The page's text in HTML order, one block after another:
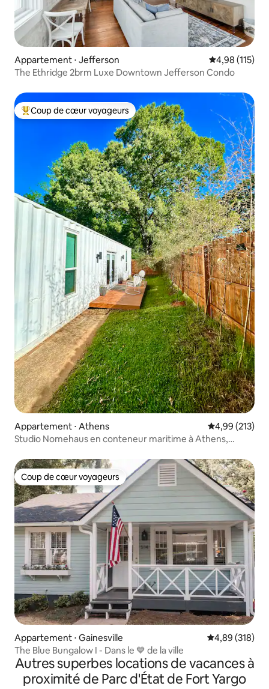
Appartement ⋅ Jefferson Évaluation
4,98 (115)
The Ethridge 2brm Luxe Downtown Jefferson Condo
Coups de cœur voyageurs les plus appréciés
Coup de cœur voyageurs
Appartement ⋅ Athens Évaluation
4,99 (213)
Studio Nomehaus en conteneur maritime à Athens,
Coup de cœur voyageurs
Coup de cœur voyageurs
Appartement ⋅ Gainesville Évaluation
4,89 (318)
The Blue Bungalow I - Dans le 💙 de la ville
Autres superbes locations de vacances à
proximité de Parc d'État de Fort Yargo